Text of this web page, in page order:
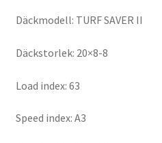
Däckmodell: TURF SAVER II
Däckstorlek: 20×8-8
Load index: 63
Speed index: A3